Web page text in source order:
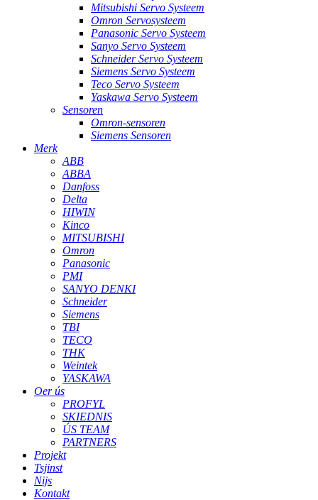
Mitsubishi Servo Systeem
Omron Servosysteem
Panasonic Servo Systeem
Sanyo Servo Systeem
Schneider Servo Systeem
Siemens Servo Systeem
Teco Servo Systeem
Yaskawa Servo Systeem
Sensoren
Omron-sensoren
Siemens Sensoren
Merk
ABB
ABBA
Danfoss
Delta
HIWIN
Kinco
MITSUBISHI
Omron
Panasonic
PMI
SANYO DENKI
Schneider
Siemens
TBI
TECO
THK
Weintek
YASKAWA
Oer ús
PROFYL
SKIEDNIS
ÚS TEAM
PARTNERS
Projekt
Tsjinst
Nijs
Kontakt